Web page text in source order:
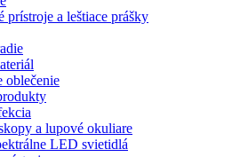
prístroje a leštiace prášky
oblečenie
a lupové okuliare
LED svietidlá